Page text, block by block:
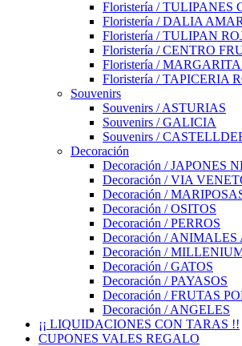
Floristería / TULIPANES
Floristería / DALIA
Floristería / TULIPAN
Floristería / CENTRO
Floristería /
Floristería / TAPICERIA
Souvenirs
Souvenirs / ASTURIAS
Souvenirs / GALICIA
Souvenirs /
Decoración
Decoración / JAPONES
Decoración / VIA
Decoración /
Decoración / OSITOS
Decoración / PERROS
Decoración / ANIMALES
Decoración /
Decoración / GATOS
Decoración / PAYASOS
Decoración / FRUTAS
Decoración / ANGELES
¡¡ LIQUIDACIONES CON TARAS !!
CUPONES VALES REGALO